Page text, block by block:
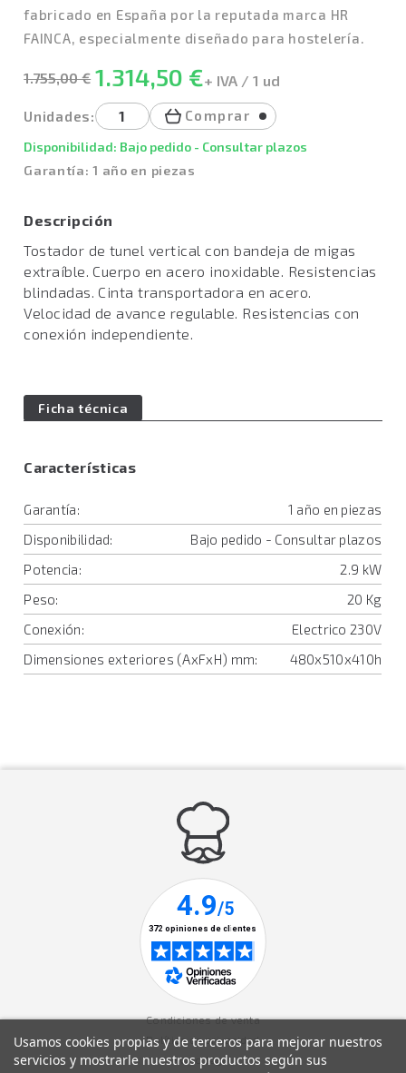
fabricado en España por la reputada marca HR
FAINCA, especialmente diseñado para hostelería.
1.755,00 € 1.314,50 €+ IVA / 1 ud
Unidades: Comprar
Disponibilidad: Bajo pedido - Consultar plazos
Garantía: 1 año en piezas
Descripción
Tostador de tunel vertical con bandeja de migas
extraíble. Cuerpo en acero inoxidable. Resistencias
blindadas. Cinta transportadora en acero.
Velocidad de avance regulable. Resistencias con
conexión independiente.
Ficha técnica
Características
Garantía:
1 año en piezas
Disponibilidad:
Bajo pedido - Consultar plazos
Potencia:
2.9 kW
Peso:
20 Kg
Conexión:
Electrico 230V
Dimensiones exteriores (AxFxH) mm:
480x510x410h
Condiciones de venta
Política de privacidad
Aviso legal
Usamos cookies propias y de terceros para mejorar nuestros
servicios y mostrarle nuestros productos según sus